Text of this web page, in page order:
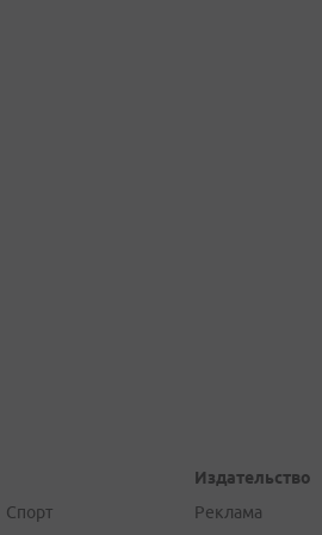
Спорт
Издательство
Реклама